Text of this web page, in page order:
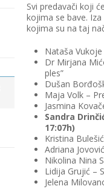
Svi predavači koji
kojima se bave.
kojima su na taj
Nataša
Dr Mirjana
ples”
Dušan
Maja Volk –
Jasmina
Sandra Drinči
17:07h)
Kristina
Adriana
Nikolina Nina
Lidija Grujić –
Jelena